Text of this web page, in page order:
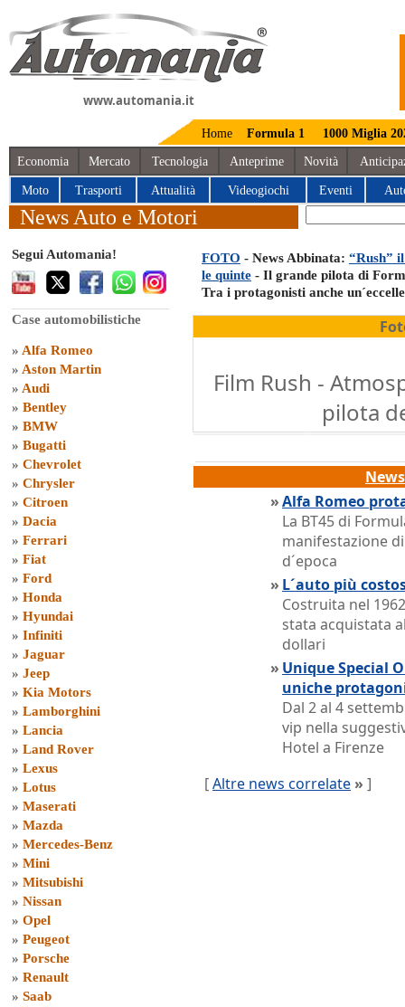
www.automania.it
Home Formula 1 1000 Miglia
Economia Mercato Tecnologia Anteprime Novità
Moto Trasporti Attualità Videogiochi Eventi
News Auto e Motori
Segui Automania!
Case automobilistiche
» Alfa Romeo
» Aston Martin
» Audi
» Bentley
» BMW
» Bugatti
» Chevrolet
» Chrysler
» Citroen
» Dacia
» Ferrari
» Fiat
» Ford
» Honda
» Hyundai
» Infiniti
» Jaguar
» Jeep
» Kia Motors
» Lamborghini
» Lancia
» Land Rover
» Lexus
» Lotus
» Maserati
» Mazda
» Mercedes-Benz
» Mini
» Mitsubishi
» Nissan
» Opel
» Peugeot
» Porsche
» Renault
» Saab
FOTO - News Abbinata: “Rush”
le quinte - Il grande pilota di
Tra i protagonisti anche
Film Rush -
pilota
»Alfa Romeo
La BT45 di
manifestazione
d´epoca
» L´auto più
Costruita nel
stata acquistata
dollari
» Unique Special
uniche
Dal 2 al 4
vip nella
Hotel a Firenze
[Altre news correlate » ]